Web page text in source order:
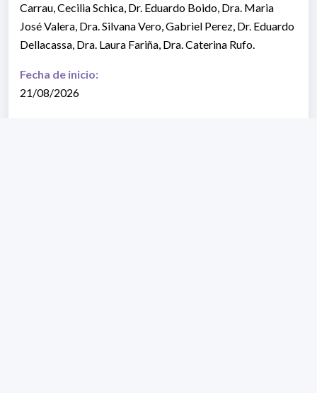
Carrau, Cecilia Schica, Dr. Eduardo Boido, Dra. Maria
José Valera, Dra. Silvana Vero, Gabriel Perez, Dr. Eduardo
Dellacassa, Dra. Laura Fariña, Dra. Caterina Rufo.
Fecha de inicio:
21/08/2026